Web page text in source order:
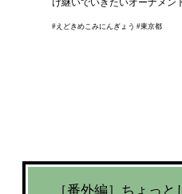
#えどきめこみにんぎょう #東京都
［番外編］ちょっ